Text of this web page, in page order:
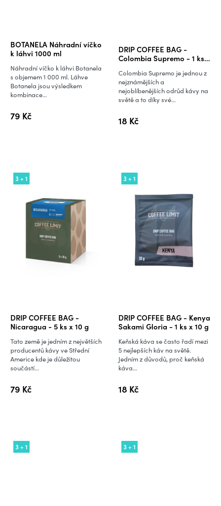
BOTANELA Náhradní víčko
k láhvi 1000 ml
Průměrné
hodnocení
produktu
je
5,0
5
79 Kč
Náhradní víčko k láhvi Botanela
s objemem 1 000 ml. Láhve
Botanela jsou výsledkem
kombinace...
DRIP COFFEE BAG -
Colombia Supremo - 1 ks x
18 Kč
Colombia Supremo je jednou z
nejznámějších a
nejoblíbenějších odrůd kávy na
světě a to díky své...
3 + 1
DRIP COFFEE BAG -
Nicaragua - 5 ks x 10 g
79 Kč
Tato země je jedním z největších
producentů kávy ve Střední
Americe kde je důležitou
součástí...
3 + 1
DRIP COFFEE BAG - Kenya
Sakami Gloria - 1 ks x 10 g
18 Kč
Keňská káva se často řadí mezi
5 nejlepších káv na světě.
Jedním z důvodů, proč keňská
káva...
3 + 1 3 + 1